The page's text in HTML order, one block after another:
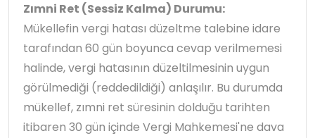
Zımni Ret (Sessiz Kalma) Durumu:
Mükellefin vergi hatası düzeltme talebine idare
tarafından 60 gün boyunca cevap verilmemesi
halinde, vergi hatasının düzeltilmesinin uygun
görülmediği (reddedildiği) anlaşılır. Bu durumda
mükellef, zımni ret süresinin dolduğu tarihten
itibaren 30 gün içinde Vergi Mahkemesi'ne dava